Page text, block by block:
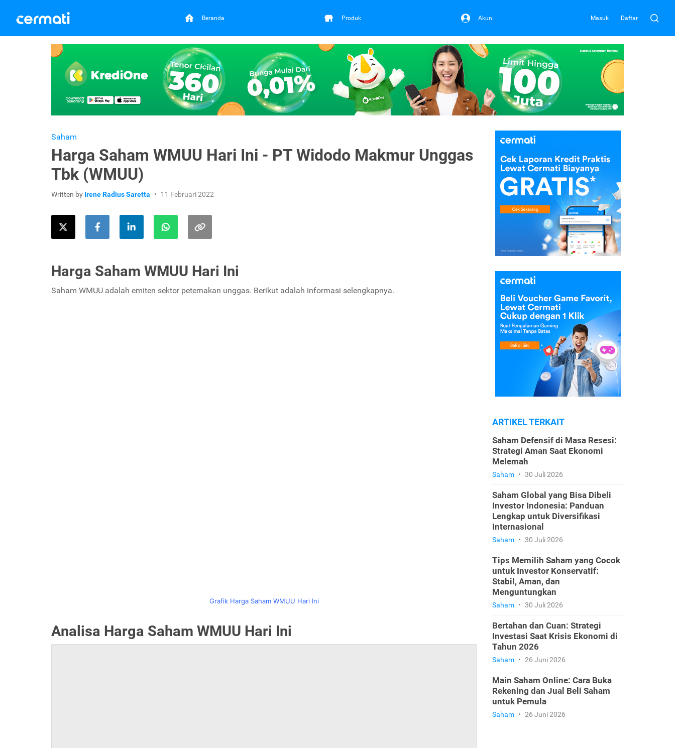
Beranda Produk Akun Masuk Daftar
Saham
Harga Saham WMUU Hari Ini - PT Widodo Makmur Unggas
Tbk (WMUU)
Written by Irene Radius Saretta 11 Februari 2022
Harga Saham WMUU Hari Ini
Saham WMUU adalah emiten sektor peternakan unggas. Berikut adalah informasi selengkapnya.
Grafik Harga Saham WMUU Hari Ini
Analisa Harga Saham WMUU Hari Ini
ARTIKEL TERKAIT
Saham Defensif di Masa Resesi:
Strategi Aman Saat Ekonomi
Melemah
Saham • 30 Juli 2026
Saham Global yang Bisa Dibeli
Investor Indonesia: Panduan
Lengkap untuk Diversifikasi
Internasional
Saham • 30 Juli 2026
Tips Memilih Saham yang Cocok
untuk Investor Konservatif:
Stabil, Aman, dan
Menguntungkan
Saham • 30 Juli 2026
Bertahan dan Cuan: Strategi
Investasi Saat Krisis Ekonomi di
Tahun 2026
Saham • 26 Juni 2026
Main Saham Online: Cara Buka
Rekening dan Jual Beli Saham
untuk Pemula
Saham • 26 Juni 2026